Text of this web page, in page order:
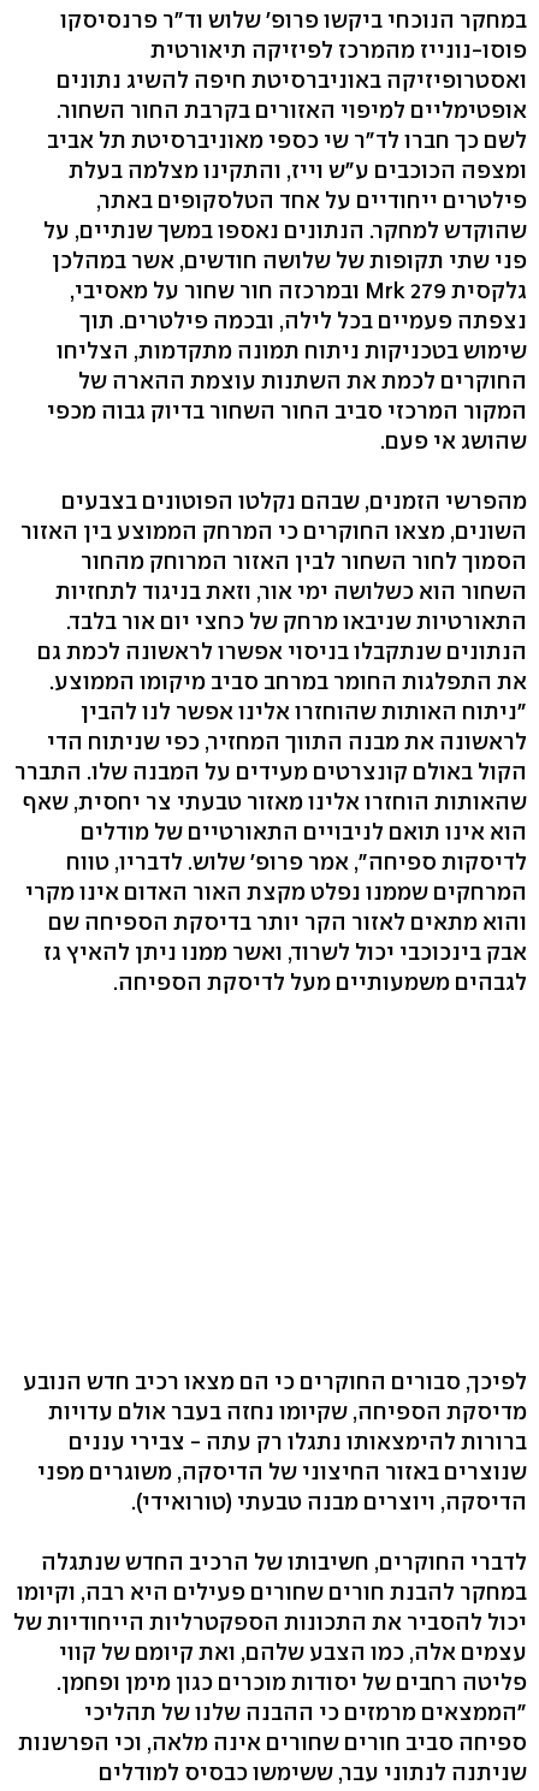
במחקר הנוכחי ביקשו פרופ׳ שלוש וד"ר פרנסיסקו
פוסו-נונייז מהמרכז לפיזיקה תיאורטית
ואסטרופיזיקה באוניברסיטת חיפה להשיג נתונים
אופטימליים למיפוי האזורים בקרבת החור השחור.
לשם כך חברו לד"ר שי כספי מאוניברסיטת תל אביב
ומצפה הכוכבים ע"ש וייז, והתקינו מצלמה בעלת
פילטרים ייחודיים על אחד הטלסקופים באתר,
שהוקדש למחקר. הנתונים נאספו במשך שנתיים, על
פני שתי תקופות של שלושה חודשים, אשר במהלכן
גלקסית Mrk 279 ובמרכזה חור שחור על מאסיבי,
נצפתה פעמיים בכל לילה, ובכמה פילטרים. תוך
שימוש בטכניקות ניתוח תמונה מתקדמות, הצליחו
החוקרים לכמת את השתנות עוצמת ההארה של
המקור המרכזי סביב החור השחור בדיוק גבוה מכפי
שהושג אי פעם.
מהפרשי הזמנים, שבהם נקלטו הפוטונים בצבעים
השונים, מצאו החוקרים כי המרחק הממוצע בין האזור
הסמוך לחור השחור לבין האזור המרוחק מהחור
השחור הוא כשלושה ימי אור, וזאת בניגוד לתחזיות
התאורטיות שניבאו מרחק של כחצי יום אור בלבד.
הנתונים שנתקבלו בניסוי אפשרו לראשונה לכמת גם
את התפלגות החומר במרחב סביב מיקומו הממוצע.
"ניתוח האותות שהוחזרו אלינו אפשר לנו להבין
לראשונה את מבנה התווך המחזיר, כפי שניתוח הדי
הקול באולם קונצרטים מעידים על המבנה שלו. התברר
שהאותות הוחזרו אלינו מאזור טבעתי צר יחסית, שאף
הוא אינו תואם לניבויים התאורטיים של מודלים
לדיסקות ספיחה", אמר פרופ' שלוש. לדבריו, טווח
המרחקים שממנו נפלט מקצת האור האדום אינו מקרי
והוא מתאים לאזור הקר יותר בדיסקת הספיחה שם
אבק בינכוכבי יכול לשרוד, ואשר ממנו ניתן להאיץ גז
לגבהים משמעותיים מעל לדיסקת הספיחה.
לפיכך, סבורים החוקרים כי הם מצאו רכיב חדש הנובע
מדיסקת הספיחה, שקיומו נחזה בעבר אולם עדויות
ברורות להימצאותו נתגלו רק עתה - צבירי עננים
שנוצרים באזור החיצוני של הדיסקה, משוגרים מפני
הדיסקה, ויוצרים מבנה טבעתי (טורואידי).
לדברי החוקרים, חשיבותו של הרכיב החדש שנתגלה
במחקר להבנת חורים שחורים פעילים היא רבה, וקיומו
יכול להסביר את התכונות הספקטרליות הייחודיות של
עצמים אלה, כמו הצבע שלהם, ואת קיומם של קווי
פליטה רחבים של יסודות מוכרים כגון מימן ופחמן.
"הממצאים מרמזים כי ההבנה שלנו של תהליכי
ספיחה סביב חורים שחורים אינה מלאה, וכי הפרשנות
שניתנה לנתוני עבר, ששימשו כבסיס למודלים